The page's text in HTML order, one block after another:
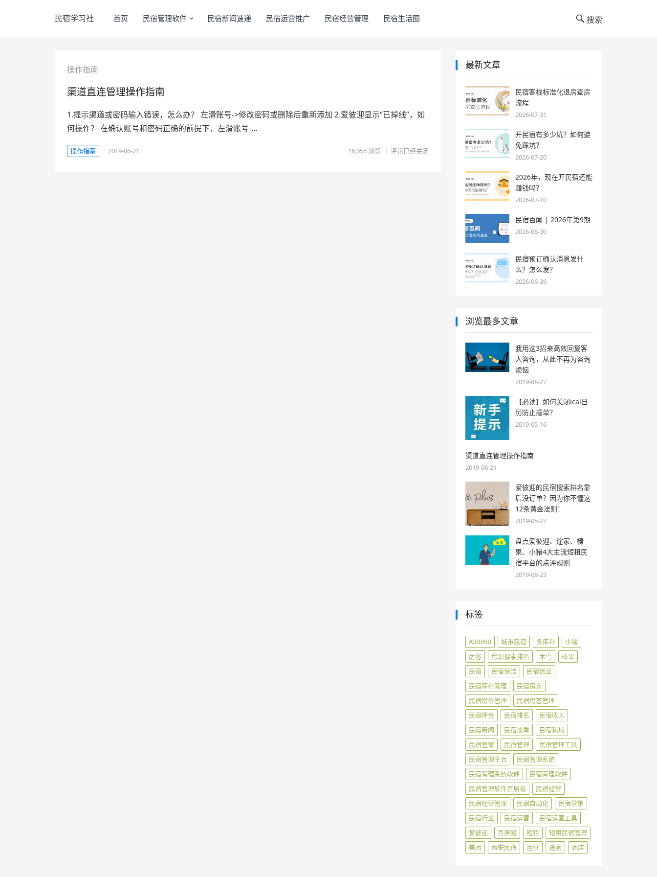
民宿学习社 首页 民宿管理软件 民宿新闻速递 民宿运营推广 民宿经营管理 民宿生活圈 搜索
操作指南
渠道直连管理操作指南
1.提示渠道或密码输入错误，怎么办？ 左滑账号->修改密码或删除后重新添加 2.爱彼迎显示“已掉线”，如
何操作？ 在确认账号和密码正确的前提下，左滑账号-…
操作指南 2019-06-21 16,055 浏览 评论已经关闭
最新文章
民宿客栈标准化退房查房
流程
2026-07-31
开民宿有多少坑？如何避
免踩坑？
2026-07-20
2026年，现在开民宿还能
赚钱吗？
2026-07-10
民宿百闻 | 2026年第9期
2026-06-30
民宿预订确认消息发什
么？怎么发？
2026-06-26
浏览最多文章
我用这3招来高效回复客
人咨询，从此不再为咨询
烦恼
2019-08-27
【必读】如何关闭ical日
历防止撞单？
2019-05-16
渠道直连管理操作指南
2019-06-21
爱彼迎的民宿搜索排名靠
后没订单？因为你不懂这
12条黄金法则！
2019-05-27
盘点爱彼迎、途家、榛
果、小猪4大主流短租民
宿平台的点评规则
2019-08-23
标签
AIRBNB 城市民宿 多库存
小猪
房客
房源搜索排名 木鸟
榛果
民宿
民宿保洁
民宿创业
民宿库存管理
民宿房东
民宿房价管理
民宿房态管理
民宿押金
民宿排名
民宿收入
民宿新闻
民宿淡季
民宿私域
民宿管家
民宿管理
民宿管理工具
民宿管理平台
民宿管理系统
民宿管理系统软件
民宿管理软件
民宿管理软件百居易
民宿经营
民宿经营管理
民宿自动化
民宿营销
民宿行业
民宿运营
民宿运营工具
爱彼迎
百居易 短租
短租民宿管理
美团
西安民宿 运营 途家 酒店